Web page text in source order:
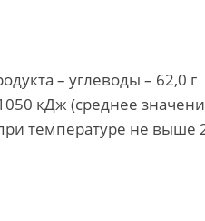
– углеводы – 62,0 г
кДж (среднее
температуре не выше